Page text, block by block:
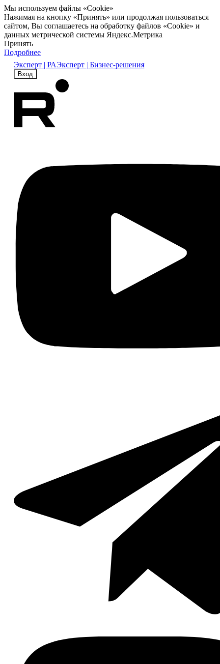
Мы используем файлы «Cookie»
Нажимая на кнопку «Принять» или продолжая пользоваться
сайтом, Вы соглашаетесь на обработку файлов «Cookie» и
данных метрической системы Яндекс.Метрика
Принять
Подробнее
Эксперт | РАЭксперт | Бизнес-решения
Вход